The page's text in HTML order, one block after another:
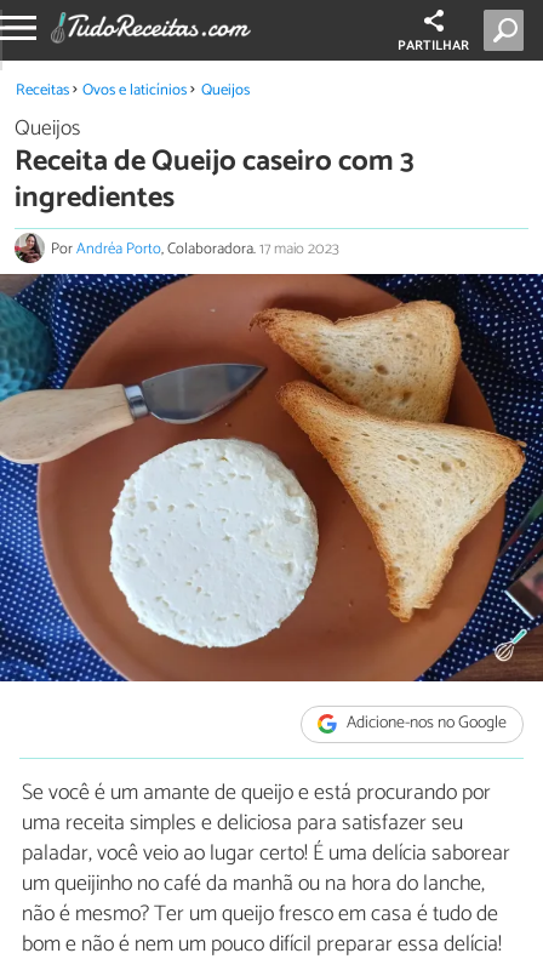
PARTILHAR
Receitas Ovos e laticínios Queijos
Queijos
Receita de Queijo caseiro com 3
ingredientes
PorAndréa Porto, Colaboradora.17 maio 2023
Adicione-nos no Google
Se você é um amante de queijo e está procurando por
uma receita simples e deliciosa para satisfazer seu
paladar, você veio ao lugar certo! É uma delícia saborear
um queijinho no café da manhã ou na hora do lanche,
não é mesmo? Ter um queijo fresco em casa é tudo de
bom e não é nem um pouco difícil preparar essa delícia!